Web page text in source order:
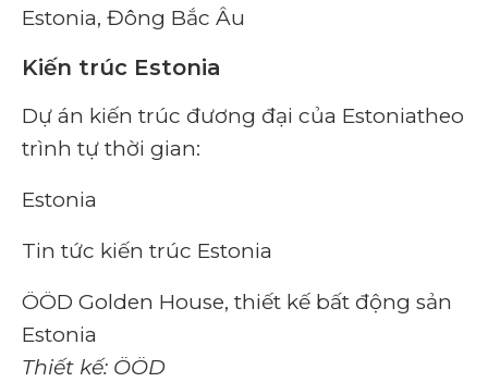
Estonia, Đông Bắc Âu
Kiến trúc Estonia
Dự án kiến ​​trúc đương đại của Estoniatheo
trình tự thời gian:
Estonia
Tin tức kiến ​​trúc Estonia
ÖÖD Golden House, thiết kế bất động sản
Estonia
Thiết kế: ÖÖD